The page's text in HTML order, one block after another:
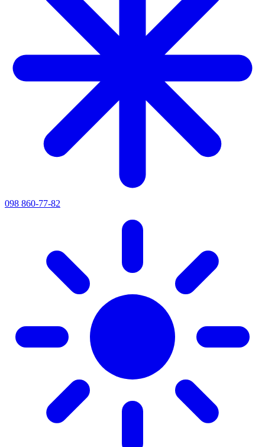
098 860-77-82